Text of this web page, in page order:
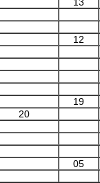
13
12
19
20
05